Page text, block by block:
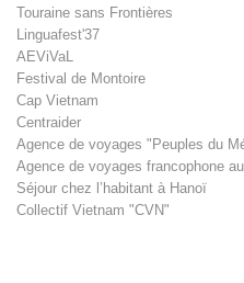
Touraine sans Frontières
Linguafest'37
AEViVaL
Festival de Montoire
Cap Vietnam
Centraider
Agence de voyages "Peuples du
Agence de voyages francophone
Séjour chez l’habitant à Hanoï
Collectif Vietnam "CVN"